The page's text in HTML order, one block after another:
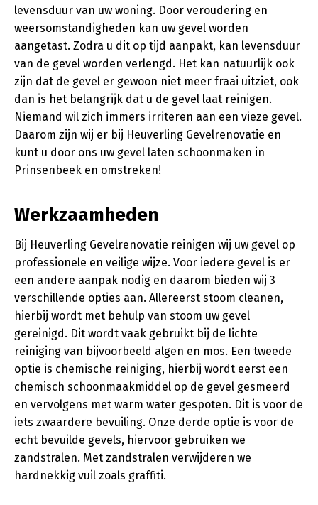
levensduur van uw woning. Door veroudering en
weersomstandigheden kan uw gevel worden
aangetast. Zodra u dit op tijd aanpakt, kan levensduur
van de gevel worden verlengd. Het kan natuurlijk ook
zijn dat de gevel er gewoon niet meer fraai uitziet, ook
dan is het belangrijk dat u de gevel laat reinigen.
Niemand wil zich immers irriteren aan een vieze gevel.
Daarom zijn wij er bij Heuverling Gevelrenovatie en
kunt u door ons uw gevel laten schoonmaken in
Prinsenbeek en omstreken!
Werkzaamheden
Bij Heuverling Gevelrenovatie reinigen wij uw gevel op
professionele en veilige wijze. Voor iedere gevel is er
een andere aanpak nodig en daarom bieden wij 3
verschillende opties aan. Allereerst stoom cleanen,
hierbij wordt met behulp van stoom uw gevel
gereinigd. Dit wordt vaak gebruikt bij de lichte
reiniging van bijvoorbeeld algen en mos. Een tweede
optie is chemische reiniging, hierbij wordt eerst een
chemisch schoonmaakmiddel op de gevel gesmeerd
en vervolgens met warm water gespoten. Dit is voor de
iets zwaardere bevuiling. Onze derde optie is voor de
echt bevuilde gevels, hiervoor gebruiken we
zandstralen. Met zandstralen verwijderen we
hardnekkig vuil zoals graffiti.